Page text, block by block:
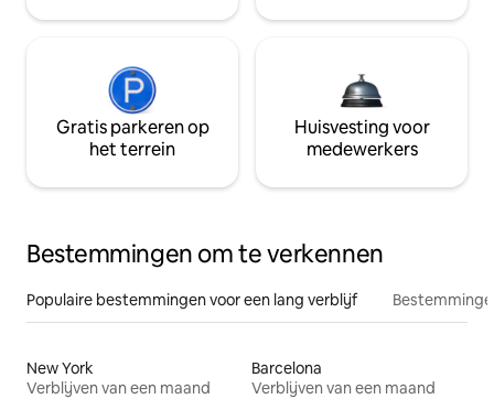
Gratis parkeren op
het terrein
Huisvesting voor
medewerkers
Bestemmingen om te verkennen
Populaire bestemmingen voor een lang verblijf
New York
Verblijven van een maand
Barcelona
Verblijven van een maand